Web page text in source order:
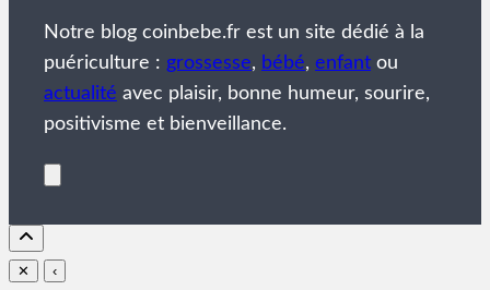
Notre blog coinbebe.fr est un site dédié à la
puériculture : grossesse, bébé, enfant ou
actualité avec plaisir, bonne humeur, sourire,
positivisme et bienveillance.
✕ ‹